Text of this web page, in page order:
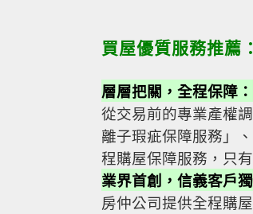
買屋優質服務推薦
層層把關，全程保障：
從交易前的專業產權
離子瑕疵保障服務」
程購屋保障服務，只
業界首創，信義客戶獨
房仲公司提供全程購